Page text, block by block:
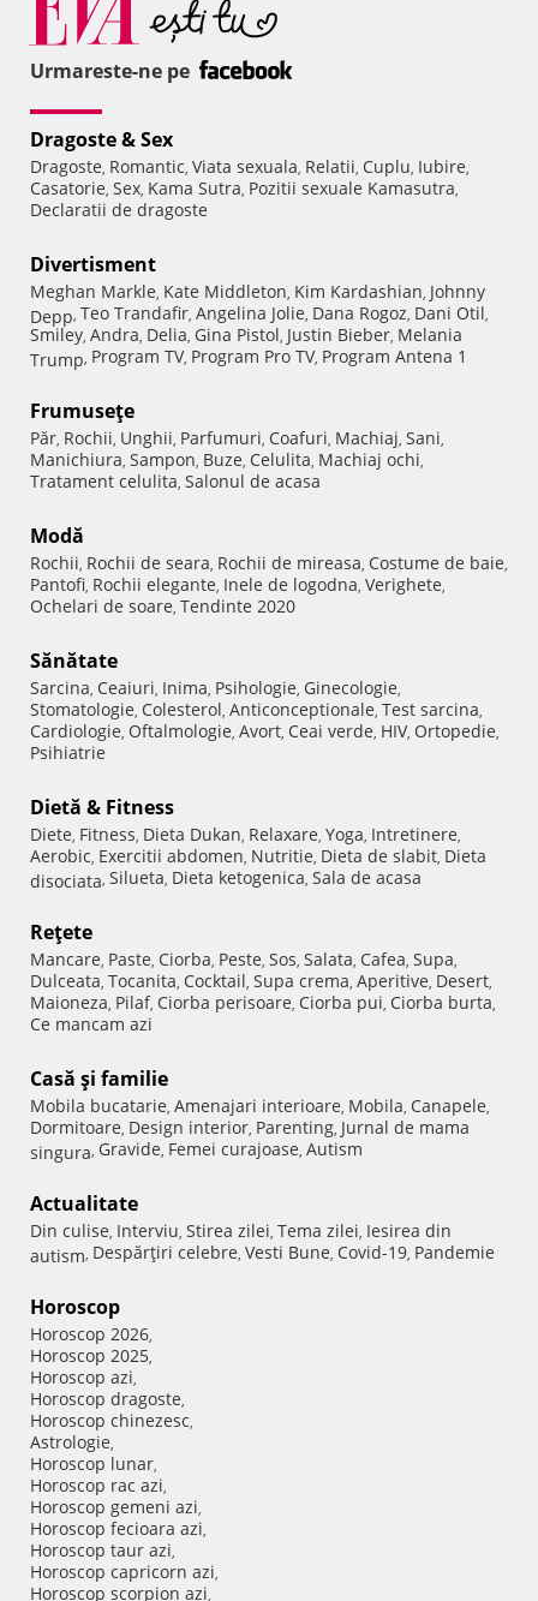
Urmareste-ne pe
Dragoste & Sex
Dragoste, Romantic, Viata sexuala, Relatii, Cuplu, Iubire,
Casatorie, Sex, Kama Sutra, Pozitii sexuale Kamasutra,
Declaratii de dragoste
Divertisment
Meghan Markle, Kate Middleton, Kim Kardashian, Johnny
Depp, Teo Trandafir, Angelina Jolie, Dana Rogoz, Dani Otil,
Smiley, Andra, Delia, Gina Pistol, Justin Bieber, Melania
Trump, Program TV, Program Pro TV, Program Antena 1
Frumuseţe
Păr, Rochii, Unghii, Parfumuri, Coafuri, Machiaj, Sani,
Manichiura, Sampon, Buze, Celulita, Machiaj ochi,
Tratament celulita, Salonul de acasa
Modă
Rochii, Rochii de seara, Rochii de mireasa, Costume de baie,
Pantofi, Rochii elegante, Inele de logodna, Verighete,
Ochelari de soare, Tendinte 2020
Sănătate
Sarcina, Ceaiuri, Inima, Psihologie, Ginecologie,
Stomatologie, Colesterol, Anticonceptionale, Test sarcina,
Cardiologie, Oftalmologie, Avort, Ceai verde, HIV, Ortopedie,
Psihiatrie
Dietă & Fitness
Diete, Fitness, Dieta Dukan, Relaxare, Yoga, Intretinere,
Aerobic, Exercitii abdomen, Nutritie, Dieta de slabit, Dieta
disociata, Silueta, Dieta ketogenica, Sala de acasa
Reţete
Mancare, Paste, Ciorba, Peste, Sos, Salata, Cafea, Supa,
Dulceata, Tocanita, Cocktail, Supa crema, Aperitive, Desert,
Maioneza, Pilaf, Ciorba perisoare, Ciorba pui, Ciorba burta,
Ce mancam azi
Casă şi familie
Mobila bucatarie, Amenajari interioare, Mobila, Canapele,
Dormitoare, Design interior, Parenting, Jurnal de mama
singura, Gravide, Femei curajoase, Autism
Actualitate
Din culise, Interviu, Stirea zilei, Tema zilei, Iesirea din
autism, Despărţiri celebre, Vesti Bune, Covid-19, Pandemie
Horoscop
Horoscop 2026,
Horoscop 2025,
Horoscop azi,
Horoscop dragoste,
Horoscop chinezesc,
Astrologie,
Horoscop lunar,
Horoscop rac azi,
Horoscop gemeni azi,
Horoscop fecioara azi,
Horoscop taur azi,
Horoscop capricorn azi,
Horoscop scorpion azi,